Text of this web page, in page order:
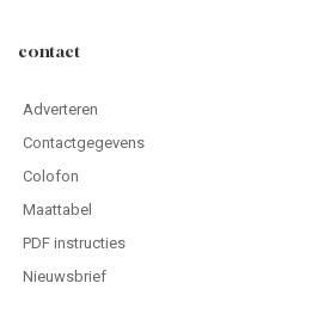
contact
Adverteren
Contactgegevens
Colofon
Maattabel
PDF instructies
Nieuwsbrief